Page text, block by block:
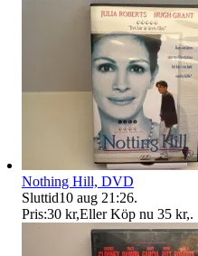
Nothing Hill, DVD
Sluttid10 aug 21:26.
Pris:30 kr,Eller Köp nu 35 kr,.